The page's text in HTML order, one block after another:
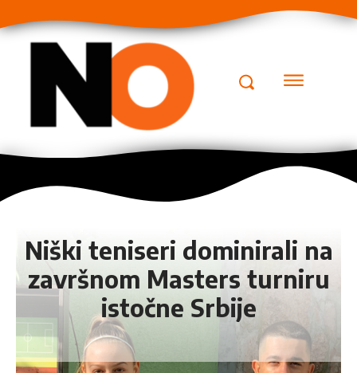
Niški teniseri dominirali na
završnom Masters turniru
istočne Srbije